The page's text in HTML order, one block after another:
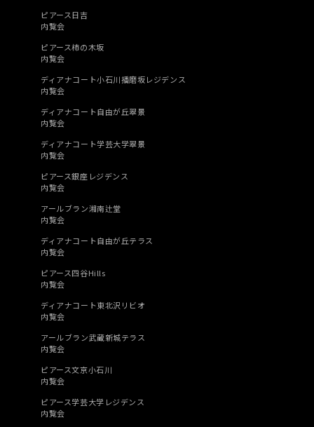
ピアース日吉
内覧会
ピアース柿の木坂
内覧会
ディアナコート小石川播磨坂レジデンス
内覧会
ディアナコート自由が丘翠景
内覧会
ディアナコート学芸大学翠景
内覧会
ピアース銀座レジデンス
内覧会
アールブラン湘南辻堂
内覧会
ディアナコート自由が丘テラス
内覧会
ピアース四谷Hills
内覧会
ディアナコート東北沢リビオ
内覧会
アールブラン武蔵新城テラス
内覧会
ピアース文京小石川
内覧会
ピアース学芸大学レジデンス
内覧会